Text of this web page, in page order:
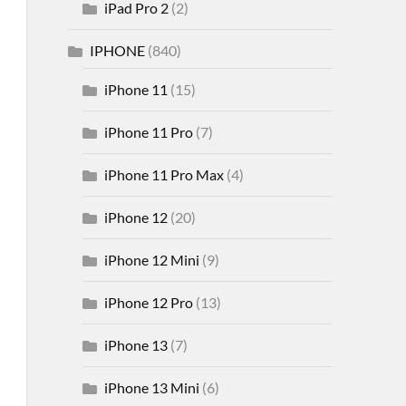
iPad Pro 2(2)
IPHONE(840)
iPhone 11 (15)
iPhone 11 Pro(7)
iPhone 11 Pro Max(4)
iPhone 12(20)
iPhone 12 Mini (9)
iPhone 12 Pro(13)
iPhone 13(7)
iPhone 13 Mini (6)